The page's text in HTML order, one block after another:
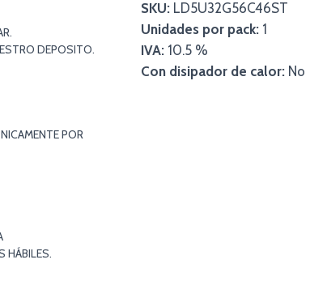
DEPOSITO.
POR
HÁBILES.
SKU: LD5U32G56C46ST
Unidades por pack: 1
IVA: 10.5 %
Con disipador de calor: No